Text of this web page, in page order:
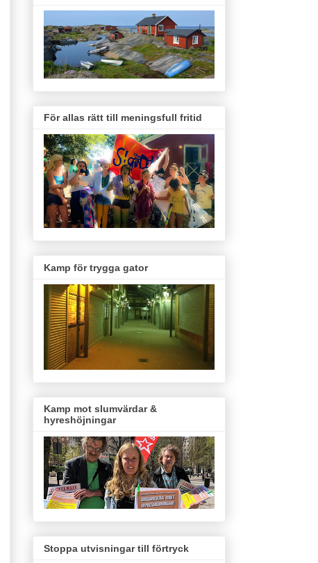
För allas rätt till meningsfull fritid
Kamp för trygga gator
Kamp mot slumvärdar &
hyreshöjningar
Stoppa utvisningar till förtryck